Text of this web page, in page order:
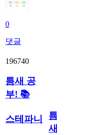
0
댓글
196740
틈새 공
부! 📚
스테파니
틈
새